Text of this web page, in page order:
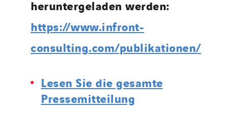
heruntergeladen werden:
https://www.infront-
consulting.com/publikationen/
Lesen Sie die gesamte
Pressemitteilung